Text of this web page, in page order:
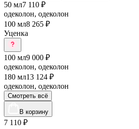
50 мл7 110 ₽
одеколон, одеколон
100 мл8 265 ₽
Уценка
100 мл9 000 ₽
одеколон, одеколон
180 мл13 124 ₽
одеколон, одеколон
Смотреть всё
В корзину
7 110 ₽